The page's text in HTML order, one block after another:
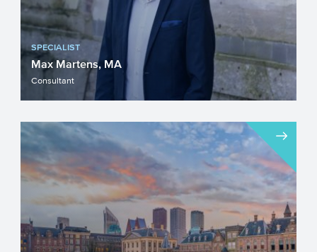
SPECIALIST
Max Martens, MA
Consultant